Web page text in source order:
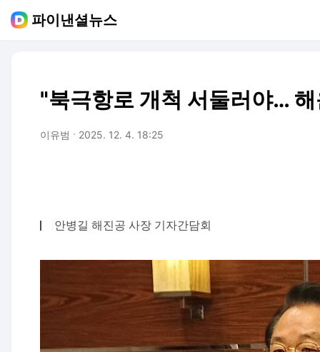
파이낸셜뉴스
"북극항로 개척 서둘러야…
이유범 2025. 12. 4. 18:25
안병길 해진공 사장 기자간담회